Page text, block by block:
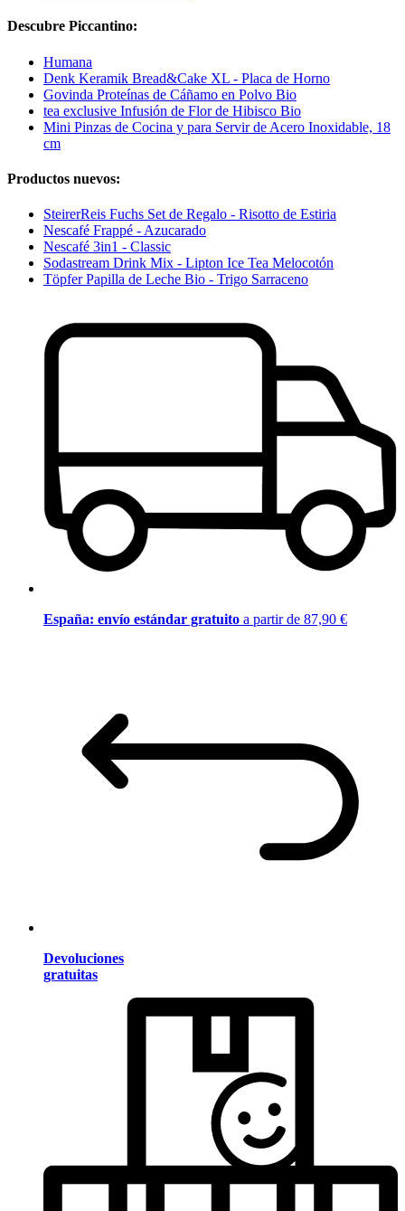
Descubre Piccantino:
Humana
Denk Keramik Bread&Cake XL - Placa de Horno
Govinda Proteínas de Cáñamo en Polvo Bio
tea exclusive Infusión de Flor de Hibisco Bio
Mini Pinzas de Cocina y para Servir de Acero Inoxidable, 18
cm
Productos nuevos:
SteirerReis Fuchs Set de Regalo - Risotto de Estiria
Nescafé Frappé - Azucarado
Nescafé 3in1 - Classic
Sodastream Drink Mix - Lipton Ice Tea Melocotón
Töpfer Papilla de Leche Bio - Trigo Sarraceno
España: envío estándar gratuito a partir de 87,90 €
Devoluciones
gratuitas